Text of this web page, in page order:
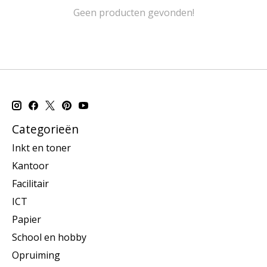
Geen producten gevonden!
Categorieën
Inkt en toner
Kantoor
Facilitair
ICT
Papier
School en hobby
Opruiming